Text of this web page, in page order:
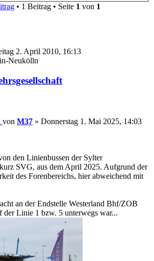
• 1 Beitrag • Seite 1 von 1
2. April 2010, 16:13
Neukölln
von M37 » Donnerstag 1. Mai 2025, 14:03
den Linienbussen der Sylter
SVG, aus dem April 2025. Aufgrund der
des Forenbereichs, hier abweichend mit
an der Endstelle Westerland Bhf/ZOB
der Linie 1 bzw. 5 unterwegs war...